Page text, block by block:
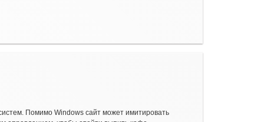
Помимо Windows сайт может имитировать